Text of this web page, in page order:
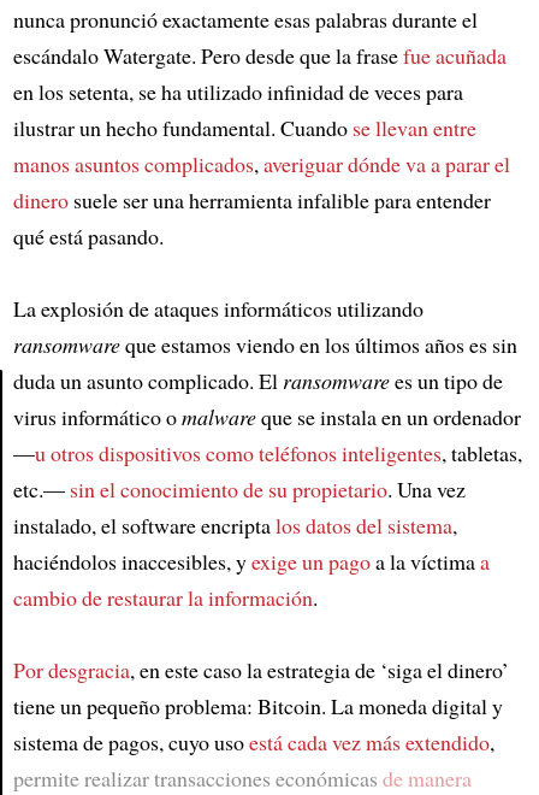
nunca pronunció exactamente esas palabras durante el
escándalo Watergate. Pero desde que la frasefue acuñada
en los setenta, se ha utilizado infinidad de veces para
ilustrar un hecho fundamental. Cuando se llevan entre
manos asuntos complicados,averiguar dónde va a parar el
dinerosuele ser una herramienta infalible para entender
qué está pasando.
La explosión de ataques informáticos utilizando
ransomwareque estamos viendo en los últimos años es sin
duda un asunto complicado. El ransomwarees un tipo de
virus informático omalwareque se instala en un ordenador
—u otros dispositivos como teléfonos inteligentes, tabletas,
etc.— sin el conocimiento de su propietario. Una vez
instalado, el software encriptalos datos del sistema,
haciéndolos inaccesibles, yexige un pagoa la víctimaa
cambio de restaurar la información.
Por desgracia, en este caso la estrategia de ‘siga el dinero’
tiene un pequeño problema: Bitcoin. La moneda digital y
sistema de pagos, cuyo usoestá cada vez más extendido,
permite realizar transacciones económicas de manera